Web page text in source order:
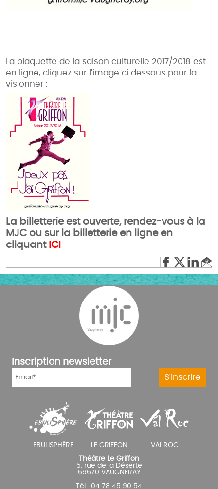
La plaquette de la saison culturelle 2017/2018 est
en ligne, cliquez sur l'image ci dessous pour la
visionner :
La billetterie est ouverte, rendez-vous à la
MJC ou sur la billetterie en ligne en
cliquant ICI
Inscription newsletter
Théâtre Le Griffon
5, rue de la Déserte
69670 VAUGNERAY
Tél : 04 78 45 90 54